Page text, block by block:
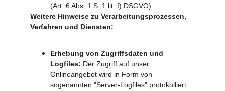
(Art. 6 Abs. 1 S. 1 lit. f) DSGVO).
Weitere Hinweise zu Verarbeitungsprozessen,
Verfahren und Diensten:
Erhebung von Zugriffsdaten und
Logfiles: Der Zugriff auf unser
Onlineangebot wird in Form von
sogenannten "Server-Logfiles" protokolliert.